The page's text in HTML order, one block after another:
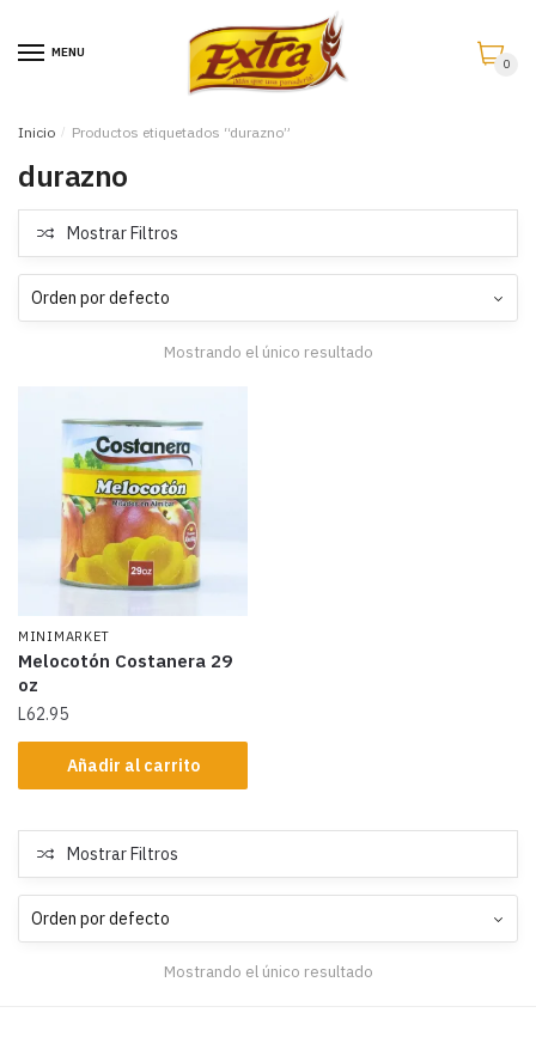
MENU
0
Inicio / Productos etiquetados “durazno”
durazno
Mostrar Filtros
Mostrando el único resultado
MINIMARKET
Melocotón Costanera 29
oz
L62.95
Añadir al carrito
Mostrar Filtros
Mostrando el único resultado